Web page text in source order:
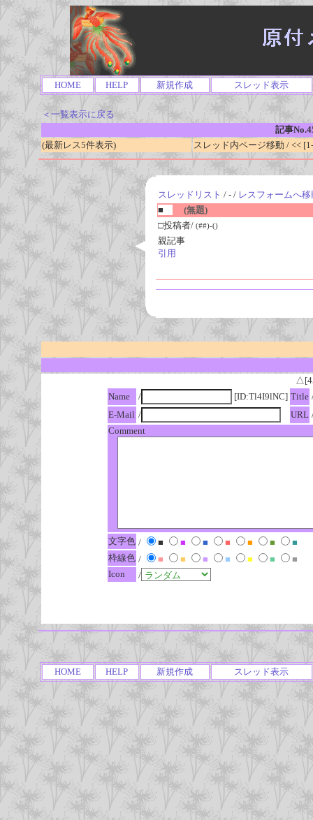
HOME HELP 新規作成 スレッド表示
＜一覧表示に戻る
記事
(最新レス5件表示)
スレッド内ページ移動 / <<
スレッドリスト / - / レスフォームへ移
■
(無題)
□投稿者/ (##)-()
親記事
引用
Name
/ [ID:Tl4I9lNC] Title
E-Mail / URL
Comment
文字色 / ■ ■ ■ ■ ■ ■
■
枠線色 / ■ ■ ■ ■ ■ ■
■
Icon
/
HOME HELP 新規作成 スレッド表示